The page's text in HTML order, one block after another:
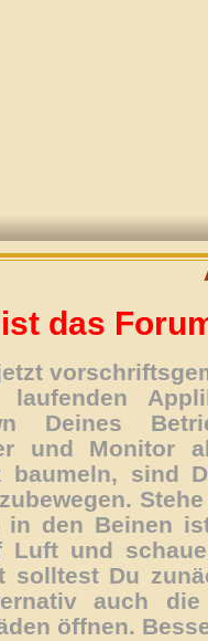
das
laufenden
Deines
und Monitor
baumeln, sind
in den Beinen
Luft und
solltest Du
auch
öffnen.